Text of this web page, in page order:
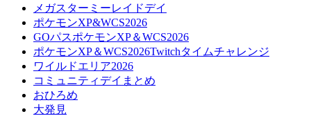
メガスターミーレイドデイ
ポケモンXP&WCS2026
GOパスポケモンXP＆WCS2026
ポケモンXP＆WCS2026Twitchタイムチャレンジ
ワイルドエリア2026
コミュニティデイまとめ
おひろめ
大発見